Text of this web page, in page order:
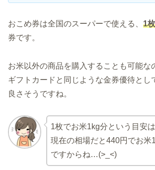
おこめ券は全国のスーパーで使える、 1
券です。
お米以外の商品を購入することも可能な
ギフトカードと同じような金券優待とし
良さそうですね。
1枚でお米1kg分という目安は
現在の相場だと440円でお米
ですからね…(>_<)